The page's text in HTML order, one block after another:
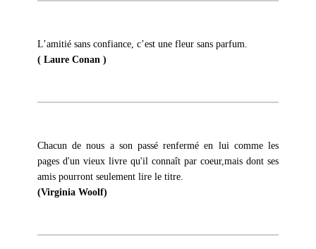
L’amitié sans confiance, c’est une fleur sans parfum.
( Laure Conan )
Chacun de nous a son passé renfermé en lui comme les
pages d'un vieux livre qu'il connaît par coeur,mais dont ses
amis pourront seulement lire le titre.
(Virginia Woolf)